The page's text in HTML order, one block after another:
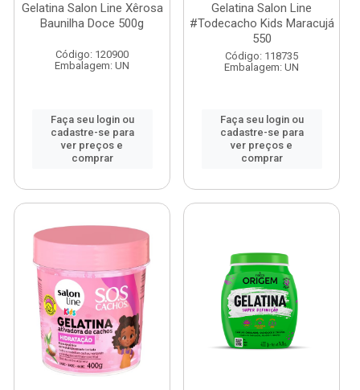
Gelatina Salon Line Xêrosa
Baunilha Doce 500g
Código: 120900
Embalagem: UN
Faça seu login ou
cadastre-se para
ver preços e
comprar
Gelatina Salon Line
#Todecacho Kids Maracujá
550
Código: 118735
Embalagem: UN
Faça seu login ou
cadastre-se para
ver preços e
comprar